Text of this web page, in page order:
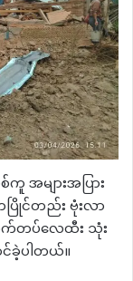
အများအပြား
ြိုင်တည်း ဗုံးလာ
စက်တပ်လေထီး သုံး
ခဲ့ပါတယ်။